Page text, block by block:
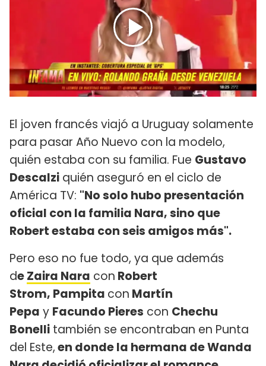
El joven francés viajó a Uruguay solamente
para pasar Año Nuevo con la modelo,
quién estaba con su familia. Fue Gustavo
Descalzi quién aseguró en el ciclo de
América TV: "No solo hubo presentación
oficial con la familia Nara, sino que
Robert estaba con seis amigos más".
Pero eso no fue todo, ya que además
deZaira Nara con Robert
Strom, Pampita con Martín
Pepa y Facundo Pieres con Chechu
Bonelli también se encontraban en Punta
del Este,en donde la hermana de Wanda